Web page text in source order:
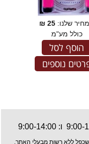
שלנו: 25
₪
כולל מע"מ
הוסף לסל
נוספים
לשכפל ללא רשות מבעלי האתר.